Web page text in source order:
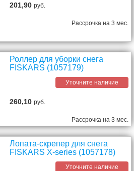
201,90руб.
Рассрочка на 3 мес.
Роллер для уборки снега
FISKARS (1057179)
Уточните наличие
260,10руб.
Рассрочка на 3 мес.
Лопата-скрепер для снега
FISKARS X-series (1057178)
Уточните наличие